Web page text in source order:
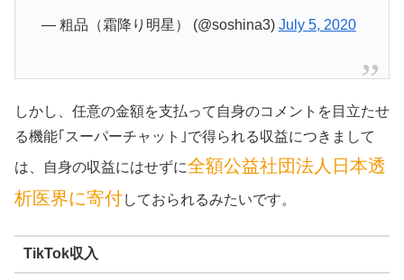
— 粗品（霜降り明星） (@soshina3) July 5, 2020
しかし、任意の金額を支払って自身のコメントを目立たせ
る機能｢スーパーチャット｣で得られる収益につきまして
は、自身の収益にはせずに全額公益社団法人日本透
析医界に寄付しておられるみたいです。
TikTok収入